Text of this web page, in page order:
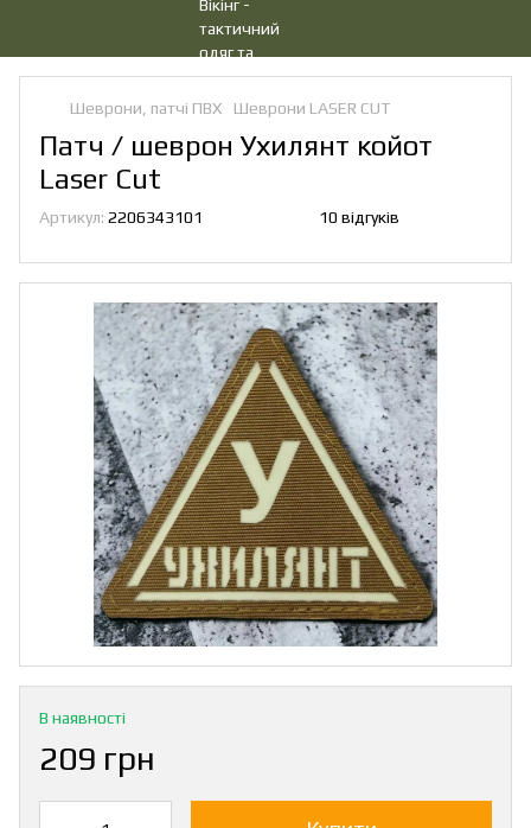
Шеврони, патчі ПВХ Шеврони LASER CUT
Патч / шеврон Ухилянт койот
Laser Cut
Артикул: 2206343101 10 відгуків
В наявності
209 грн